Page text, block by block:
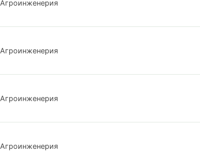
Агроинженерия
Агроинженерия
Агроинженерия
Агроинженерия